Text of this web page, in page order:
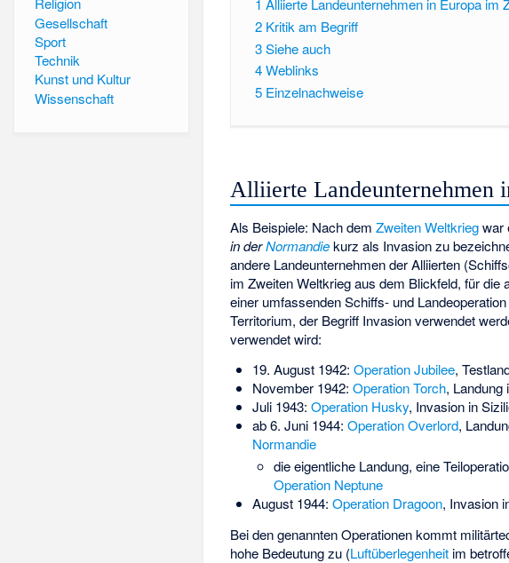
Gesellschaft
Sport
Technik
Kunst und Kultur
Wissenschaft
1 Alliierte Landeunternehmen in Europa im
2 Kritik am Begriff
3Siehe auch
4Weblinks
5 Einzelnachweise
Alliierte Landeunternehmen
Als Beispiele: Nach demZweiten Weltkriegwar
in derNormandiekurz als Invasion zu
andere Landeunternehmen der Alliierten
im Zweiten Weltkrieg aus dem Blickfeld, für die
einer umfassenden Schiffs- und
Territorium, der Begriff Invasion verwendet
verwendet wird:
19. August 1942: Operation Jubilee,
November 1942: Operation Torch, Landung
Juli 1943: Operation Husky, Invasion in
ab 6. Juni 1944: Operation Overlord,
Normandie
die eigentliche Landung, eine
Operation Neptune
August 1944: Operation Dragoon, Invasion
Bei den genannten Operationen kommt
hohe Bedeutung zu (Luftüberlegenheit im